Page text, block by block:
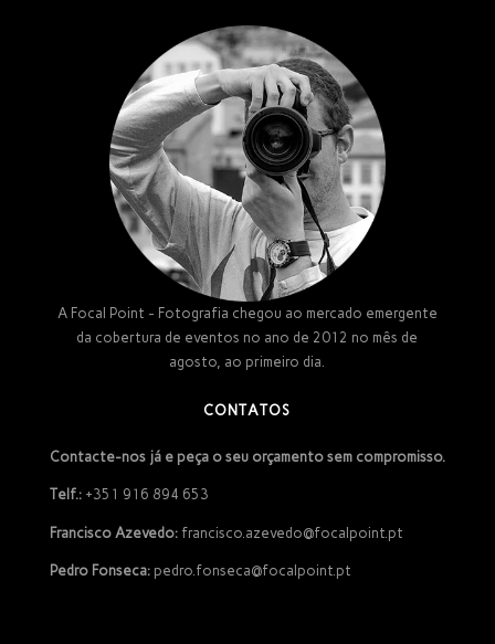
A Focal Point - Fotografia chegou ao mercado emergente
da cobertura de eventos no ano de 2012 no mês de
agosto, ao primeiro dia.
CONTATOS
Contacte-nos já e peça o seu orçamento sem compromisso.
Telf.:+351 916 894 653
Francisco Azevedo:francisco.azevedo@focalpoint.pt
Pedro Fonseca:pedro.fonseca@focalpoint.pt